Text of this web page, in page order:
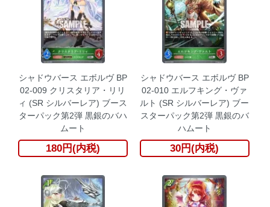
シャドウバース エボルヴ BP
02-009 クリスタリア・リリ
ィ (SR シルバーレア) ブース
ターパック第2弾 黒銀のバハ
ムート
180円(内税)
シャドウバース エボルヴ BP
02-010 エルフキング・ヴァ
ルト (SR シルバーレア) ブー
スターパック第2弾 黒銀のバ
ハムート
30円(内税)